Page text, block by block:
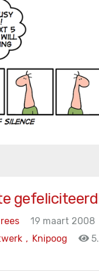
19 maart 2008
Knipoog
,